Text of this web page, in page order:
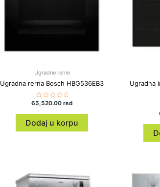
Ugradne rerne
Ugradna rerna Bosch HBG536EB3
Ocenjeno
sa
0
od
5
65,520.00rsd
Dodaj u korpu
Ugradna